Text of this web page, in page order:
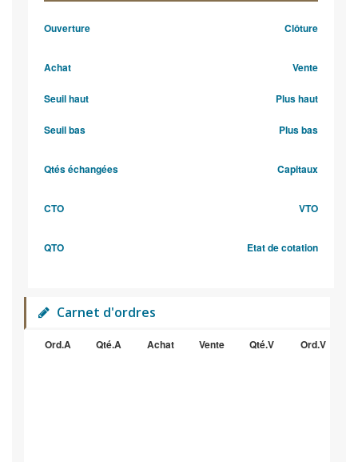
Ouverture Clôture
Achat Vente
Seuil haut Plus haut
Seuil bas Plus bas
Qtés échangées Capitaux
CTO VTO
QTO Etat de cotation
Carnet d'ordres
Ord.A Qté.A Achat Vente Qté.V Ord.V